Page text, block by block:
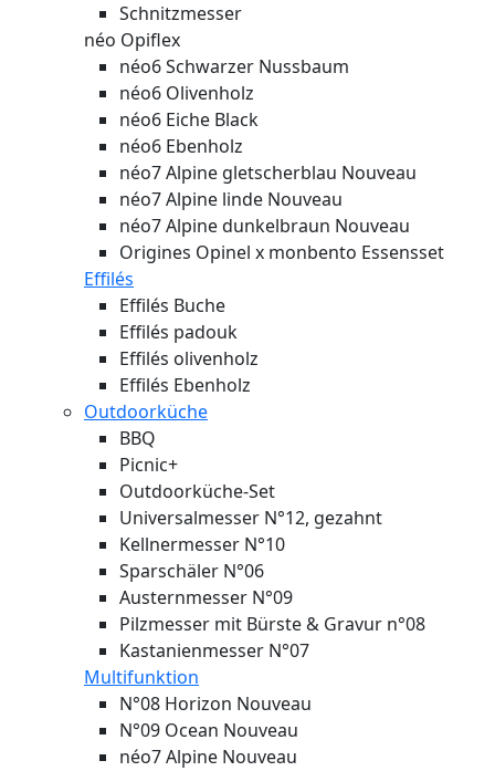
Schnitzmesser
néo Opiflex
néo6 Schwarzer Nussbaum
néo6 Olivenholz
néo6 Eiche Black
néo6 Ebenholz
néo7 Alpine gletscherblau Nouveau
néo7 Alpine linde Nouveau
néo7 Alpine dunkelbraun Nouveau
Origines Opinel x monbento Essensset
Effilés
Effilés Buche
Effilés padouk
Effilés olivenholz
Effilés Ebenholz
Outdoorküche
BBQ
Picnic+
Outdoorküche-Set
Universalmesser N°12, gezahnt
Kellnermesser N°10
Sparschäler N°06
Austernmesser N°09
Pilzmesser mit Bürste & Gravur n°08
Kastanienmesser N°07
Multifunktion
N°08 Horizon Nouveau
N°09 Ocean Nouveau
néo7 Alpine Nouveau